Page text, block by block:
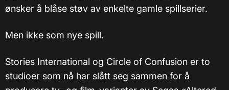
ønsker å blåse støv av enkelte gamle spillserier.
Men ikke som nye spill.
Stories International og Circle of Confusion er to
studioer som nå har slått seg sammen for å